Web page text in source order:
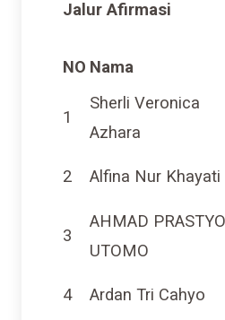
NO Nama
1
Sherli Veronica
Azhara
2 Alfina Nur Khayati
3
AHMAD PRASTYO
UTOMO
4 Ardan Tri Cahyo